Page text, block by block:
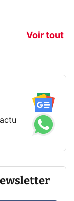
Voir tout
prochaine